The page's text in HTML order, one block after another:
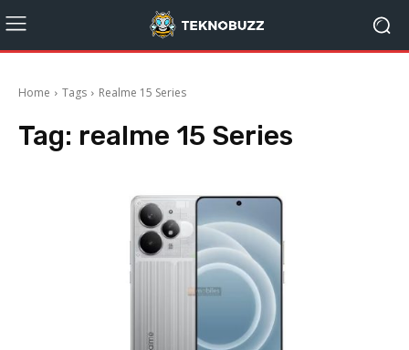
Home Tags Realme 15 Series
Tag: realme 15 Series